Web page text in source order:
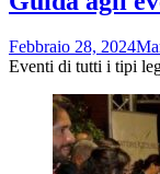
Febbraio 28, 2024
Eventi di tutti i tipi